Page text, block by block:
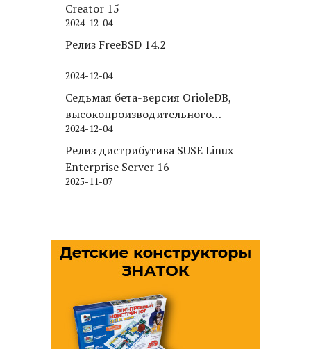
Creator 15
2024-12-04
Релиз FreeBSD 14.2
2024-12-04
Седьмая бета-версия OrioleDB,
высокопроизводительного
движка хранения для PostgreSQL
2024-12-04
Релиз дистрибутива SUSE Linux
Enterprise Server 16
2025-11-07